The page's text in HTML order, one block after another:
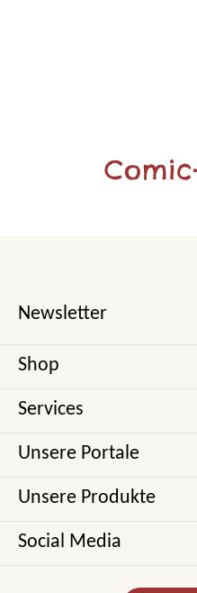
Newsletter
Shop
Services
Unsere Portale
Unsere Produkte
Social Media